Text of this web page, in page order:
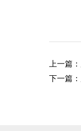
上一篇：
下一篇：